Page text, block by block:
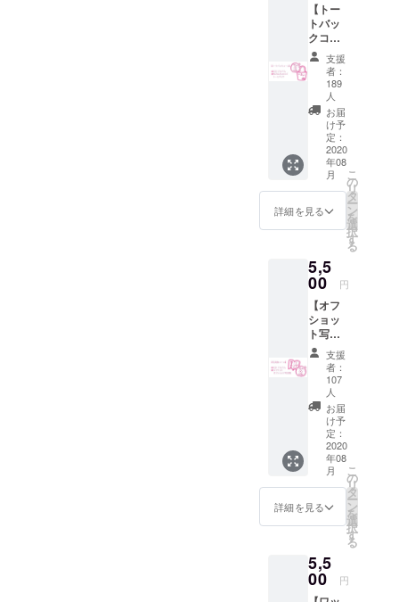
（送料
込みの
価格で
す） ※
サイン
に記名
はでき
ませ
ん。 ※
サイン
記入の
ため開
封して
いたし
ます。
せてい
ただく
予定で
すが、
ケース
に傷が
つく恐
れがご
ざいま
す。予
めご了
承くだ
さい。
【トー
トバッ
クコー
ス】 ・
香坂き
のオリ
ジナル
CDアル
バム
「イメ
ロロギ
オ」 1
枚 ・も
けん
ちゅロ
イズ：
横
縦
40cm×
マチ
15cm/
ロゴサ
イズ直
径10㎝)
（送料
込みの
価格で
す） ※
カラー
は「ナ
ル」
「ブ
らお選
びくだ
さい。
支援
者：
189
人
お届
け予
定：
2020
年08
月
詳細を見る
こ
の
リ
タ
ー
ン
を
選
択
す
る
5,5
00 円
【オフ
ショッ
ト写真
集コー
ス】 ・
香坂き
のオリ
ジナル
CDアル
バム
「イメ
ロロギ
オ」 1
枚 ・
ジャ
ト写真
集（B5
支援
者：
107
人
お届
け予
定：
2020
年08
月
詳細を見る
こ
の
リ
タ
ー
ン
を
選
択
す
る
5,5
00 円